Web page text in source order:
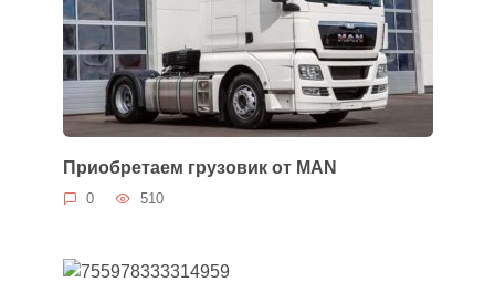
Приобретаем грузовик от MAN
0 510